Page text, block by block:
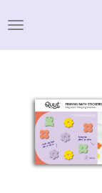
direct
naar